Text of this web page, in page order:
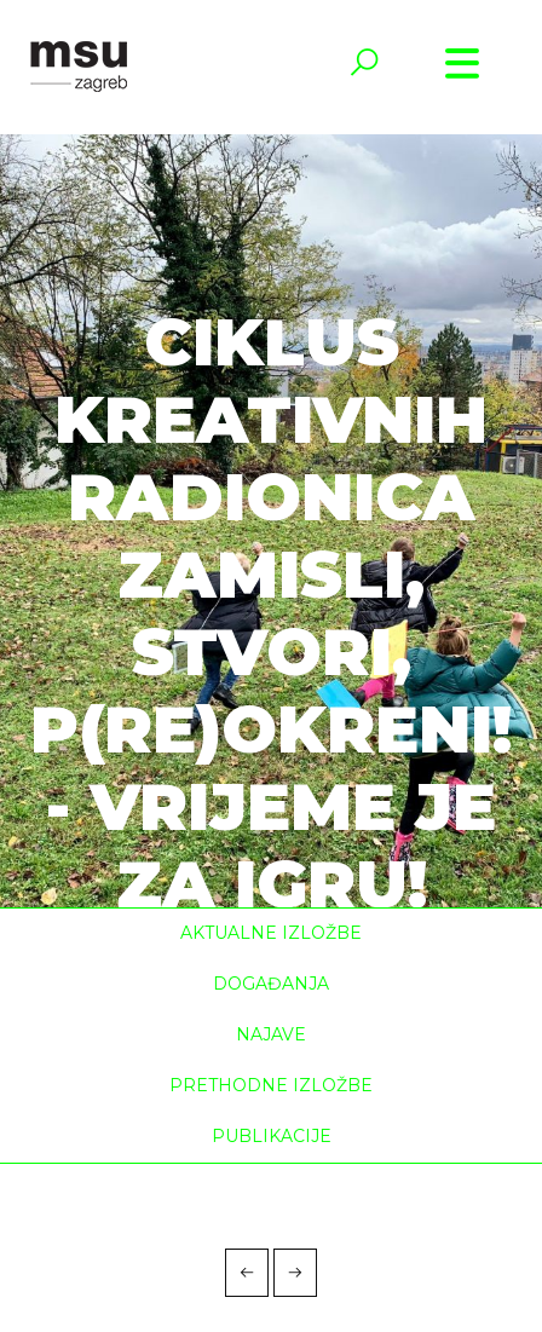
CIKLUS
KREATIVNIH
RADIONICA
ZAMISLI,
STVORI,
P(RE)OKRENI!
- VRIJEME JE
ZA IGRU!
p(re)okreni! - ...
AKTUALNE IZLOŽBE
DOGAĐANJA
NAJAVE
PRETHODNE IZLOŽBE
PUBLIKACIJE